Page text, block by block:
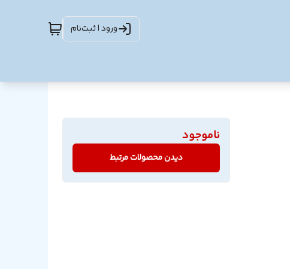
ورود | ثبت‌نام
ناموجود
دیدن محصولات مرتبط